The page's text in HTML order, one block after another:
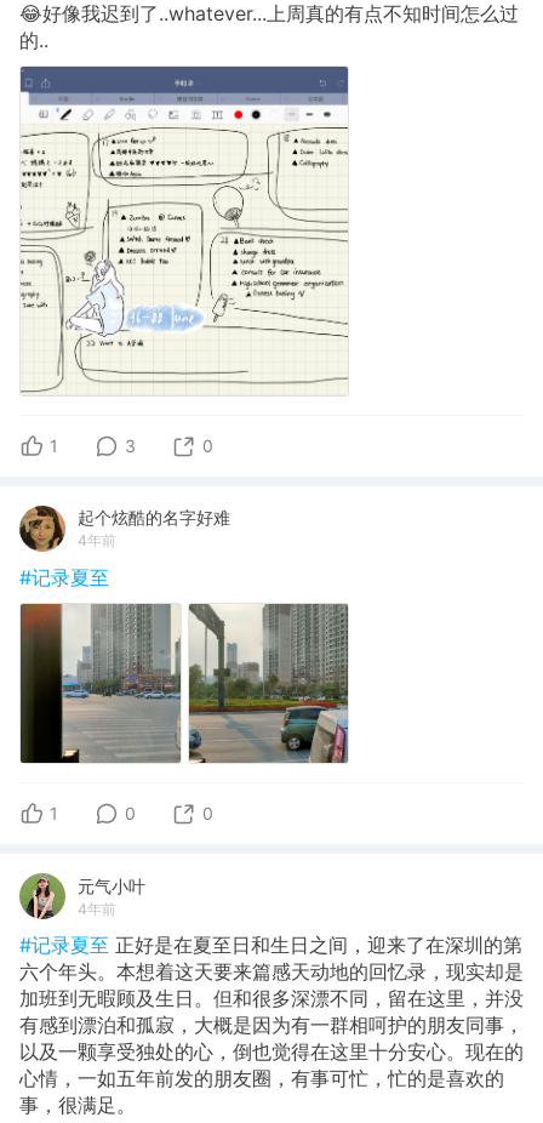
😂好像我迟到了..whatever...上周真的有点不知时间怎么过
的..
1 3 0
起个炫酷的名字好难
4年前
#记录夏至
1 0 0
元气小叶
4年前
#记录夏至 正好是在夏至日和生日之间，迎来了在深圳的第
六个年头。本想着这天要来篇感天动地的回忆录，现实却是
加班到无暇顾及生日。但和很多深漂不同，留在这里，并没
有感到漂泊和孤寂，大概是因为有一群相呵护的朋友同事，
以及一颗享受独处的心，倒也觉得在这里十分安心。现在的
心情，一如五年前发的朋友圈，有事可忙，忙的是喜欢的
事，很满足。